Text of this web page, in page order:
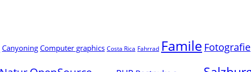
Canyoning Computer graphics Costa Rica Fahrrad Famile Fotografie